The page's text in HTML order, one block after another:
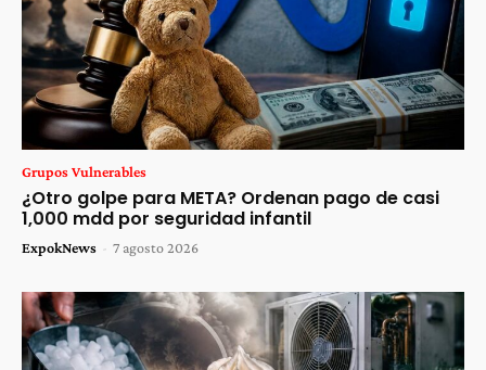
Grupos Vulnerables
¿Otro golpe para META? Ordenan pago de casi
1,000 mdd por seguridad infantil
ExpokNews - 7 agosto 2026